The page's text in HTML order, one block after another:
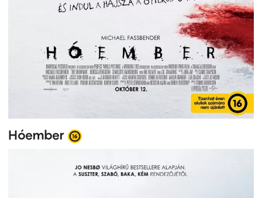
Hóember